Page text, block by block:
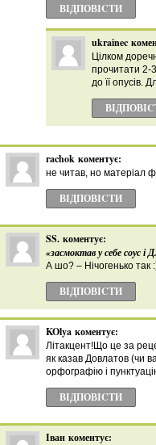
ВІДПОВІCТИ
ukrainec
Цілком
прочитати 2-
до її опусів.
rachok коментує:
не читав, но матеріал
ВІДПОВІCТИ
SS. коментує:
«засмоктав у себе
А шо? – Нічогенько так
ВІДПОВІCТИ
KOlya коментує:
Літакцент!Що це за
як казав Довлатов (чи
орфографію і
ВІДПОВІCТИ
Іван коментує: